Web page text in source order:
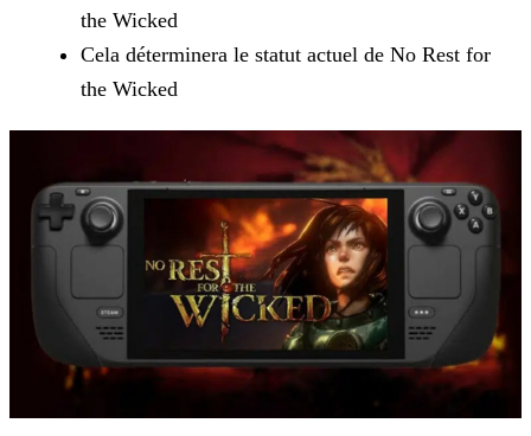
the Wicked
Cela déterminera le statut actuel de No Rest for
the Wicked